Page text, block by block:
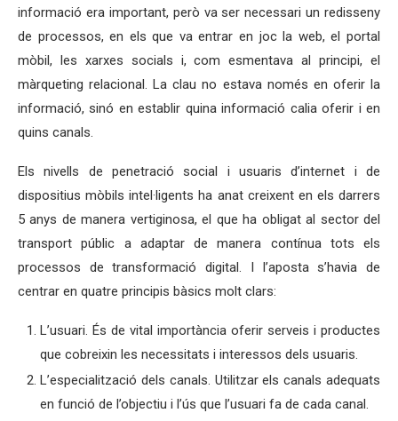
informació era important, però va ser necessari un redisseny
de processos, en els que va entrar en joc la web, el portal
mòbil, les xarxes socials i, com esmentava al principi, el
màrqueting relacional. La clau no estava només en oferir la
informació, sinó en establir quina informació calia oferir i en
quins canals.
Els nivells de penetració social i usuaris d’internet i de
dispositius mòbils intel·ligents ha anat creixent en els darrers
5 anys de manera vertiginosa, el que ha obligat al sector del
transport públic a adaptar de manera contínua tots els
processos de transformació digital. I l’aposta s’havia de
centrar en quatre principis bàsics molt clars:
L’usuari. És de vital importància oferir serveis i productes
que cobreixin les necessitats i interessos dels usuaris.
L’especialització dels canals. Utilitzar els canals adequats
en funció de l’objectiu i l’ús que l’usuari fa de cada canal.